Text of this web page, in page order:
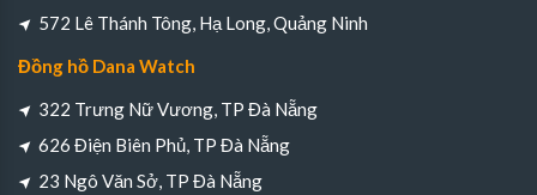
572 Lê Thánh Tông, Hạ Long, Quảng Ninh
Đồng hồ Dana Watch
322 Trưng Nữ Vương, TP Đà Nẵng
626 Điện Biên Phủ, TP Đà Nẵng
23 Ngô Văn Sở, TP Đà Nẵng